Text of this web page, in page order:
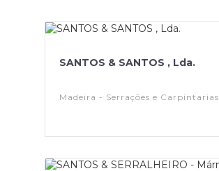
SANTOS & SANTOS , Lda.
Madeira - Serrações e Carpintarias